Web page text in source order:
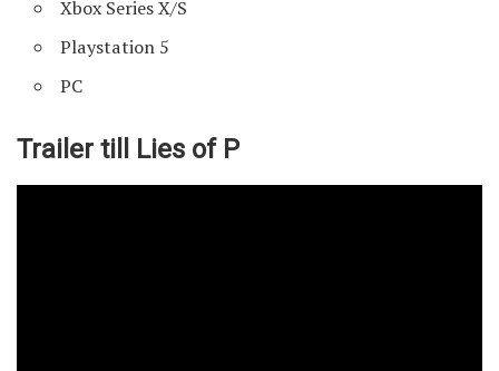
Xbox Series X/S
Playstation 5
PC
Trailer till Lies of P